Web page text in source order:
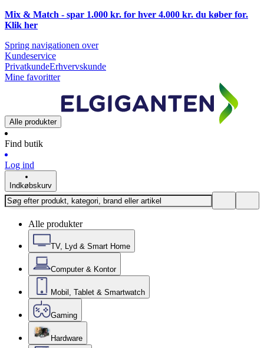
Mix & Match - spar 1.000 kr. for hver 4.000 kr. du køber for.
Klik her
Spring navigationen over
Kundeservice
PrivatkundeErhvervskunde
Mine favoritter
Alle produkter
Find butik
Log ind
Indkøbskurv
Alle produkter
TV, Lyd & Smart Home
Computer & Kontor
Mobil, Tablet & Smartwatch
Gaming
Hardware